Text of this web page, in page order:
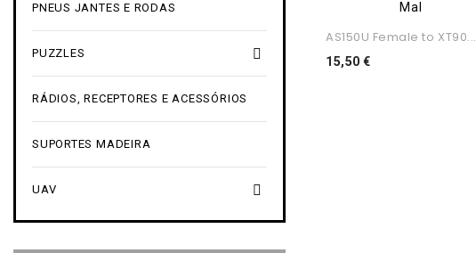
PNEUS JANTES E RODAS

PUZZLES
RÁDIOS, RECEPTORES E ACESSÓRIOS
SUPORTES MADEIRA

UAV
AS150U Female to XT90...
15,50 €Preço